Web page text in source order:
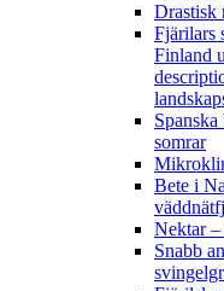
Drastisk
Fjärilars
Finland
somrar
Bete i
Nektar –
Snabb